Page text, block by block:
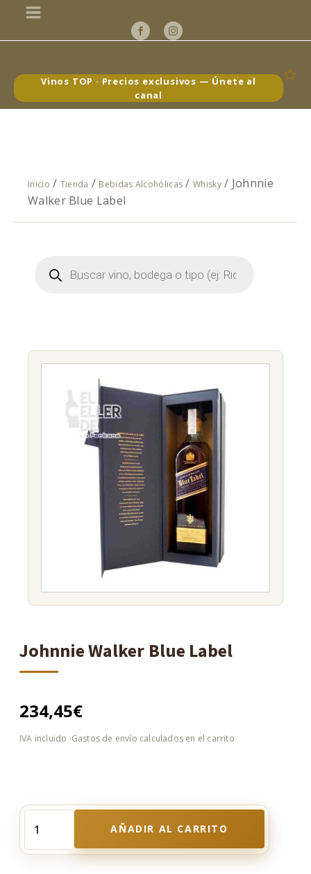
Vinos TOP · Precios exclusivos — Únete al
canal
Inicio / Tienda / Bebidas Alcohólicas /Whisky/ Johnnie
Walker Blue Label
Búsqueda
Johnnie Walker Blue Label
234,45€
Walker
AÑADIR AL CARRITO